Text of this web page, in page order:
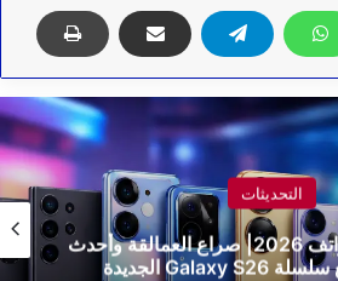
العمالقة وأحدث
كيف تتعرّف